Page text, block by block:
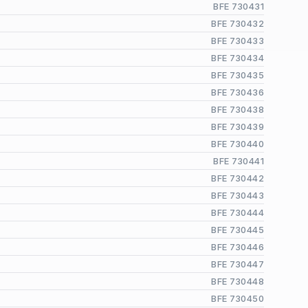
BFE 730431
BFE 730432
BFE 730433
BFE 730434
BFE 730435
BFE 730436
BFE 730438
BFE 730439
BFE 730440
BFE 730441
BFE 730442
BFE 730443
BFE 730444
BFE 730445
BFE 730446
BFE 730447
BFE 730448
BFE 730450